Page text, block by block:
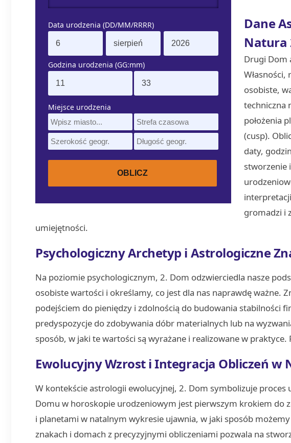
Data urodzenia (DD/MM/RRRR)
Godzina urodzenia (GG:mm)
Miejsce urodzenia
Dane
Natura
Drugi Dom
osobiste,
techniczna
położenia
(cusp).
daty,
stworzenie
gromadzi i
umiejętności.
Psychologiczny Archetyp i Astrologiczne
Na poziomie psychologicznym, 2. Dom odzwierciedla nasze
osobiste wartości i określamy, co jest dla nas naprawdę ważne.
podejściem do pieniędzy i zdolnością do budowania stabilności
predyspozycje do zdobywania dóbr materialnych lub na
sposób, w jaki te wartości są wyrażane i realizowane w
Ewolucyjny Wzrost i Integracja Obliczeń w
W kontekście astrologii ewolucyjnej, 2. Dom symbolizuje proces
Domu w horoskopie urodzeniowym jest pierwszym krokiem do
i planetami w natalnym wykresie ujawnia, w jaki sposób
znakach i domach z precyzyjnymi obliczeniami pozwala na